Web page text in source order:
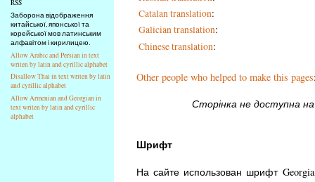
RSS
Заборона відображення
китайської, японської та
корейської мов латинським
алфавітом і кирилицею.
Allow Arabic and Persian in text
writen by latin and cyrillic alphabet
Disallow Thai in text writen by latin
and cyrillic alphabet
Allow Armenian and Georgian in
text writen by latin and cyrillic
alphabet
Catalan translation:
Galician translation:
Chinese translation:
Other people who helped to make this pages
Сторінка не доступна на
Шрифт
На сайте использован шрифт